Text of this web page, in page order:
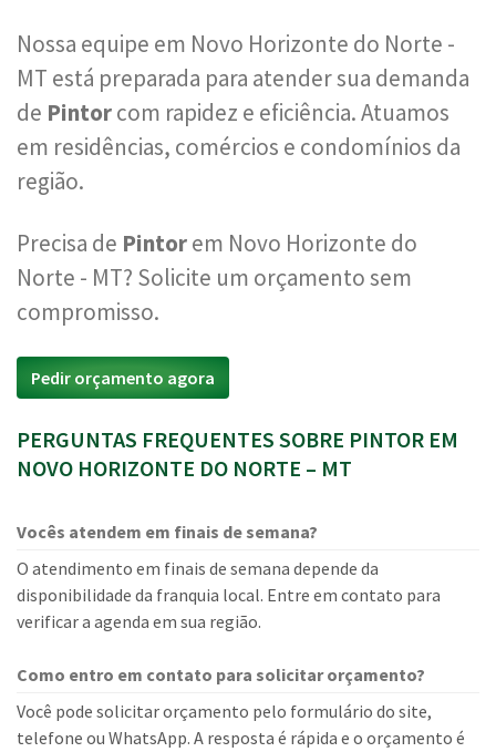
Nossa equipe em Novo Horizonte do Norte -
MT está preparada para atender sua demanda
de Pintorcom rapidez e eficiência. Atuamos
em residências, comércios e condomínios da
região.
Precisa de Pintorem Novo Horizonte do
Norte - MT? Solicite um orçamento sem
compromisso.
Pedir orçamento agora
PERGUNTAS FREQUENTES SOBRE PINTOR EM
NOVO HORIZONTE DO NORTE – MT
Vocês atendem em finais de semana?
O atendimento em finais de semana depende da
disponibilidade da franquia local. Entre em contato para
verificar a agenda em sua região.
Como entro em contato para solicitar orçamento?
Você pode solicitar orçamento pelo formulário do site,
telefone ou WhatsApp. A resposta é rápida e o orçamento é